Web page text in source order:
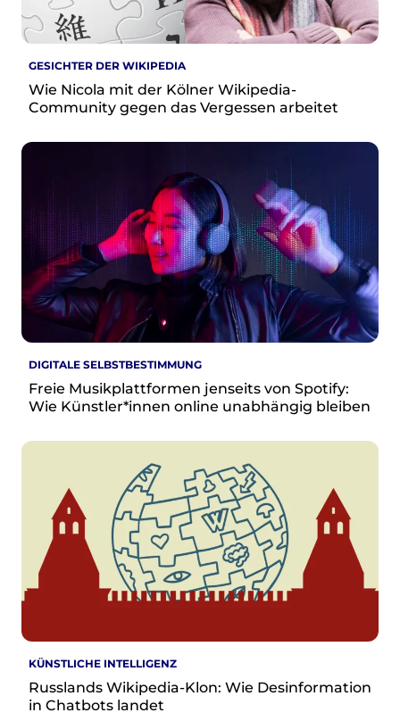
GESICHTER DER WIKIPEDIA
Wie Nicola mit der Kölner Wikipedia-
Community gegen das Vergessen arbeitet
DIGITALE SELBSTBESTIMMUNG
Freie Musikplattformen jenseits von Spotify:
Wie Künstler*innen online unabhängig bleiben
KÜNSTLICHE INTELLIGENZ
Russlands Wikipedia-Klon: Wie Desinformation
in Chatbots landet